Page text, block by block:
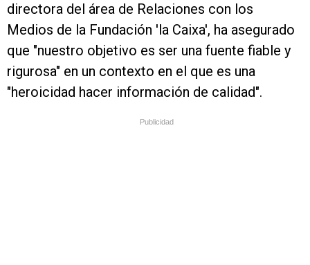
directora del área de Relaciones con los
Medios de la Fundación 'la Caixa', ha asegurado
que "nuestro objetivo es ser una fuente fiable y
rigurosa" en un contexto en el que es una
"heroicidad hacer información de calidad".
Publicidad